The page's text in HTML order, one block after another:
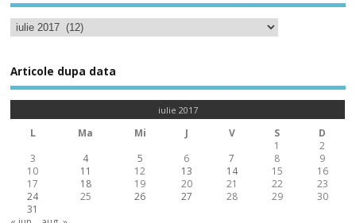
Articole dupa data
iulie 2017
L Ma Mi J V S
D
1
2
3
4 5 6 7 8
9
10
11 12 13 14 15
16
17
18 19 20 21 22
23
24
25 26 27 28 29
30
31